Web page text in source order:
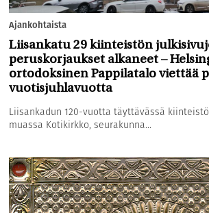
Ajankohtaista
Liisankatu 29 kiinteistön
peruskorjaukset alkaneet –
ortodoksinen Pappilatalo viettää
vuotisjuhlavuotta
Liisankadun 120-vuotta täyttävässä
muassa Kotikirkko, seurakunna...